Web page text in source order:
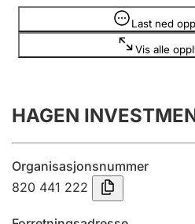
Registrere, endre, slette
Årsrekneskap
Innsending og
Tinglysing
Last ned
Vis alle
Opplysninger er skjult
HAGEN
Organisasjonsnummer
820 441 222